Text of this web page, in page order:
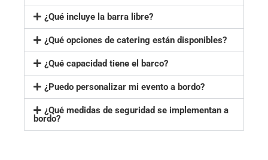
¿Qué incluye la barra libre?
¿Qué opciones de catering están disponibles?
¿Qué capacidad tiene el barco?
¿Puedo personalizar mi evento a bordo?
¿Qué medidas de seguridad se implementan a
bordo?